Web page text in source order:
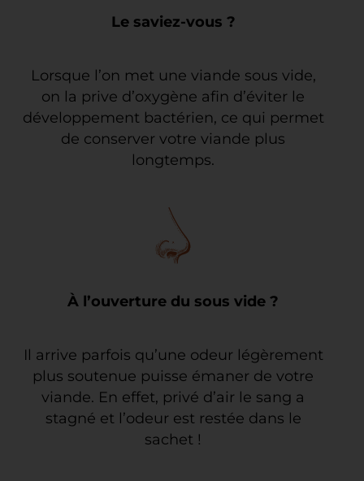
Le saviez-vous ?
Lorsque l’on met une viande sous vide,
on la prive d’oxygène afin d’éviter le
développement bactérien, ce qui permet
de conserver votre viande plus
longtemps.
À l’ouverture du sous vide ?
Il arrive parfois qu’une odeur légèrement
plus soutenue puisse émaner de votre
viande. En effet, privé d’air le sang a
stagné et l’odeur est restée dans le
sachet !